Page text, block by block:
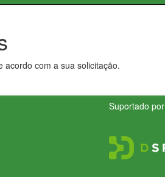
acordo com a sua solicitação.
Suportado por